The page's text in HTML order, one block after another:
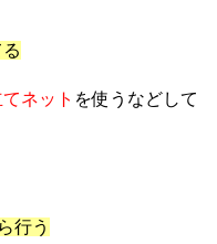
ネット を使うなどして
行う